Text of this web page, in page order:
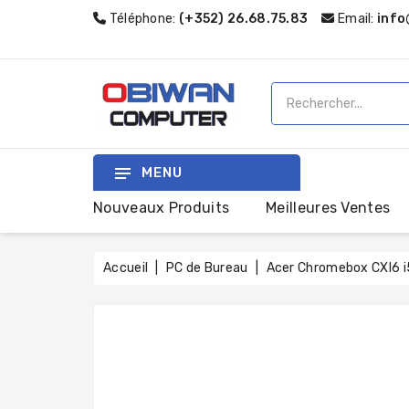
Téléphone: (+352) 26.68.75.83 Email:
MENU
Nouveaux Produits Meilleures Ventes
Accueil PC de Bureau Acer Chromebox CXI6